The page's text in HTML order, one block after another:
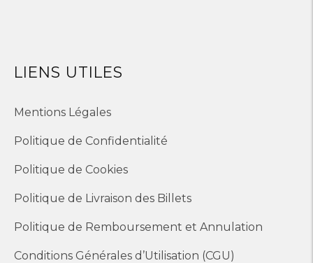
LIENS UTILES
Mentions Légales
Politique de Confidentialité
Politique de Cookies
Politique de Livraison des Billets
Politique de Remboursement et Annulation
Conditions Générales d’Utilisation (CGU)